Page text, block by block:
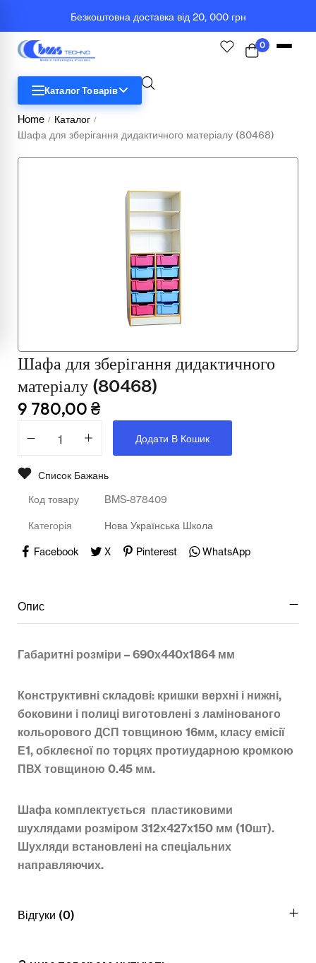
Безкоштовна доставка від 20, 000 грн
0
Каталог Товарів
STEM
Географія
Комп'ютерна техніка
Меблі
Освіта
Телерадіо обладнання
Хімія
Home / Каталог /
Шафа для зберігання дидактичного матеріалу (80468)
Шафа для зберігання дидактичного
матеріалу (80468)
9 780,00 ₴
Додати В Кошик
Список Бажань
Код товару BMS-878409
Категорія Нова Українська Школа
Facebook X Pinterest WhatsApp
Опис
Габаритні розміри – 690х440х1864 мм
Конструктивні складові: кришки верхні і нижні,
боковини і полиці виготовлені з ламінованого
кольорового ДСП товщиною 16мм, класу емісії
Е1, обклеєної по торцях протиударною кромкою
ПВХ товщиною 0.45 мм.
Шафа комплектується пластиковими
шухлядами розміром 312х427х150 мм (10шт).
Шухляди встановлені на спеціальних
направляючих.
Відгуки (0)